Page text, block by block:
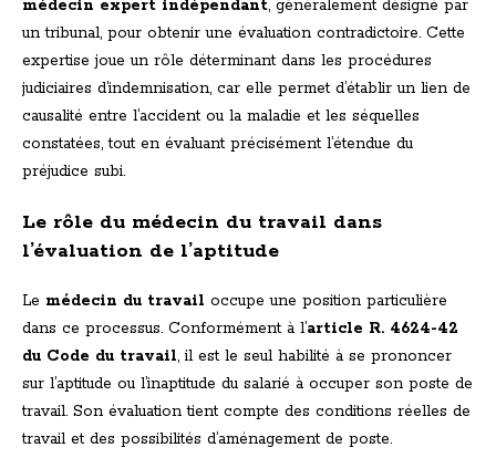
médecin expert indépendant, généralement désigné par
un tribunal, pour obtenir une évaluation contradictoire. Cette
expertise joue un rôle déterminant dans les procédures
judiciaires d’indemnisation, car elle permet d’établir un lien de
causalité entre l’accident ou la maladie et les séquelles
constatées, tout en évaluant précisément l’étendue du
préjudice subi.
Le rôle du médecin du travail dans
l’évaluation de l’aptitude
Le médecin du travail occupe une position particulière
dans ce processus. Conformément à l’article R. 4624-42
du Code du travail, il est le seul habilité à se prononcer
sur l’aptitude ou l’inaptitude du salarié à occuper son poste de
travail. Son évaluation tient compte des conditions réelles de
travail et des possibilités d’aménagement de poste.